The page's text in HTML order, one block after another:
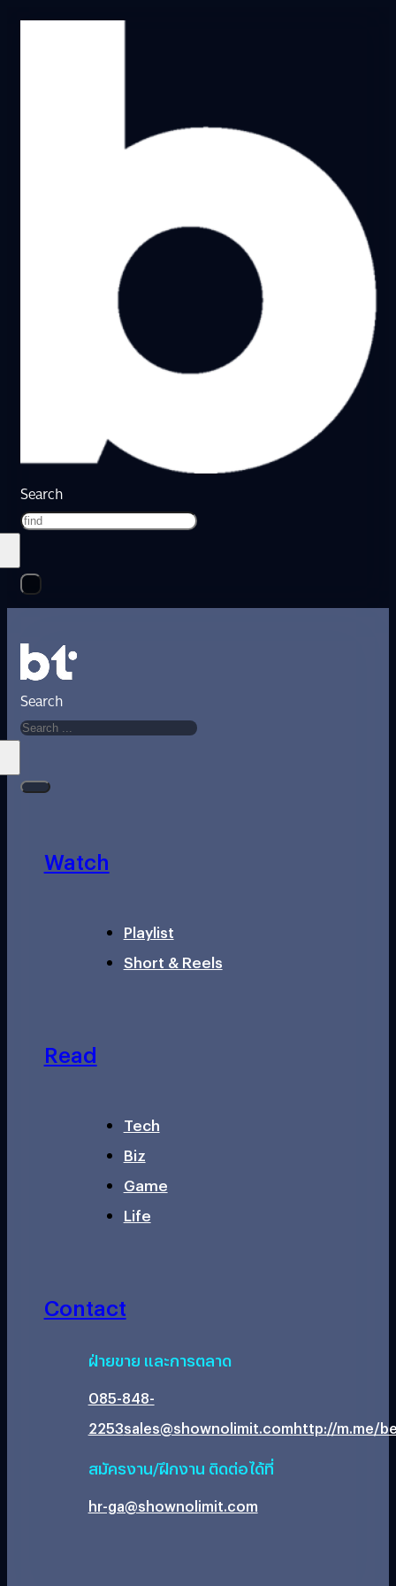
Search
Search
Watch
Playlist
Short & Reels
Read
Tech
Biz
Game
Life
Contact
ฝ่ายขาย และการตลาด
085-848-
2253sales@shownolimit.comhttp://m.me/
สมัครงาน/ฝึกงาน ติดต่อได้ที่
hr-ga@shownolimit.com